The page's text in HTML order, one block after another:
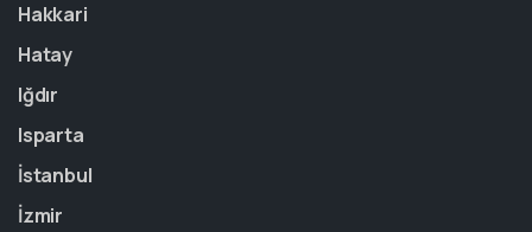
Hakkari
Hatay
Iğdır
Isparta
İstanbul
İzmir